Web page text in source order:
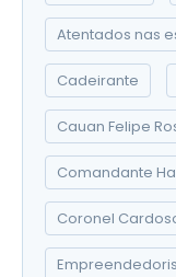
Atentados nas
Cadeirante
Cauan Felipe
Comandante
Coronel